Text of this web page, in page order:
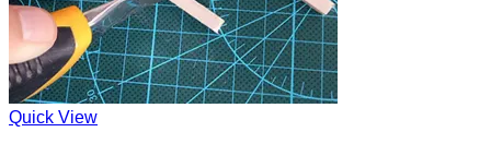
Quick View